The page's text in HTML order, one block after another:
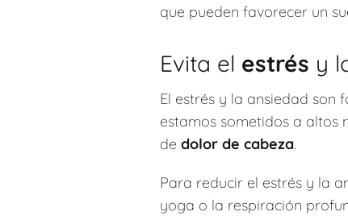
que pueden favorecer un
Evita el estrés y
El estrés y la ansiedad son
estamos sometidos a altos
de dolor de cabeza.
Para reducir el estrés y la
yoga o la respiración